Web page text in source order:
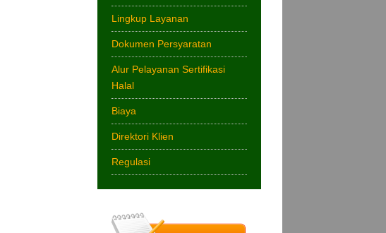
Lingkup Layanan
Dokumen Persyaratan
Alur Pelayanan Sertifikasi
Halal
Biaya
Direktori Klien
Regulasi